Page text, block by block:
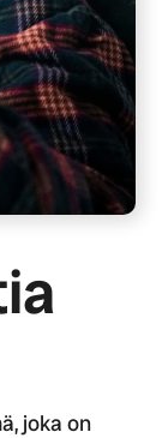
joka on